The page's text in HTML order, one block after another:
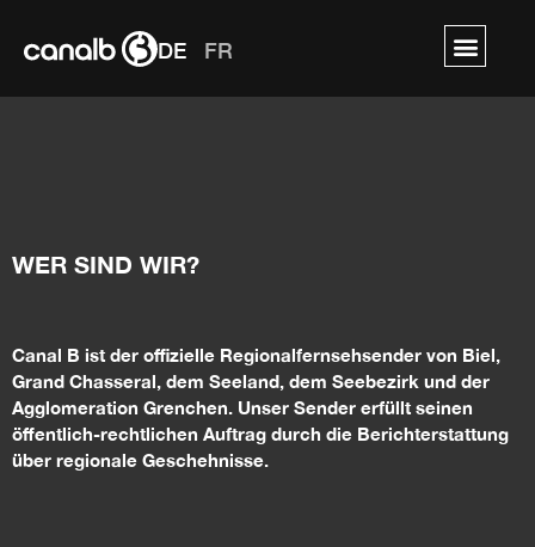
DE FR
WER SIND WIR?
Canal B ist der offizielle Regionalfernsehsender von Biel,
Grand Chasseral, dem Seeland, dem Seebezirk und der
Agglomeration Grenchen. Unser Sender erfüllt seinen
öffentlich-rechtlichen Auftrag durch die Berichterstattung
über regionale Geschehnisse.